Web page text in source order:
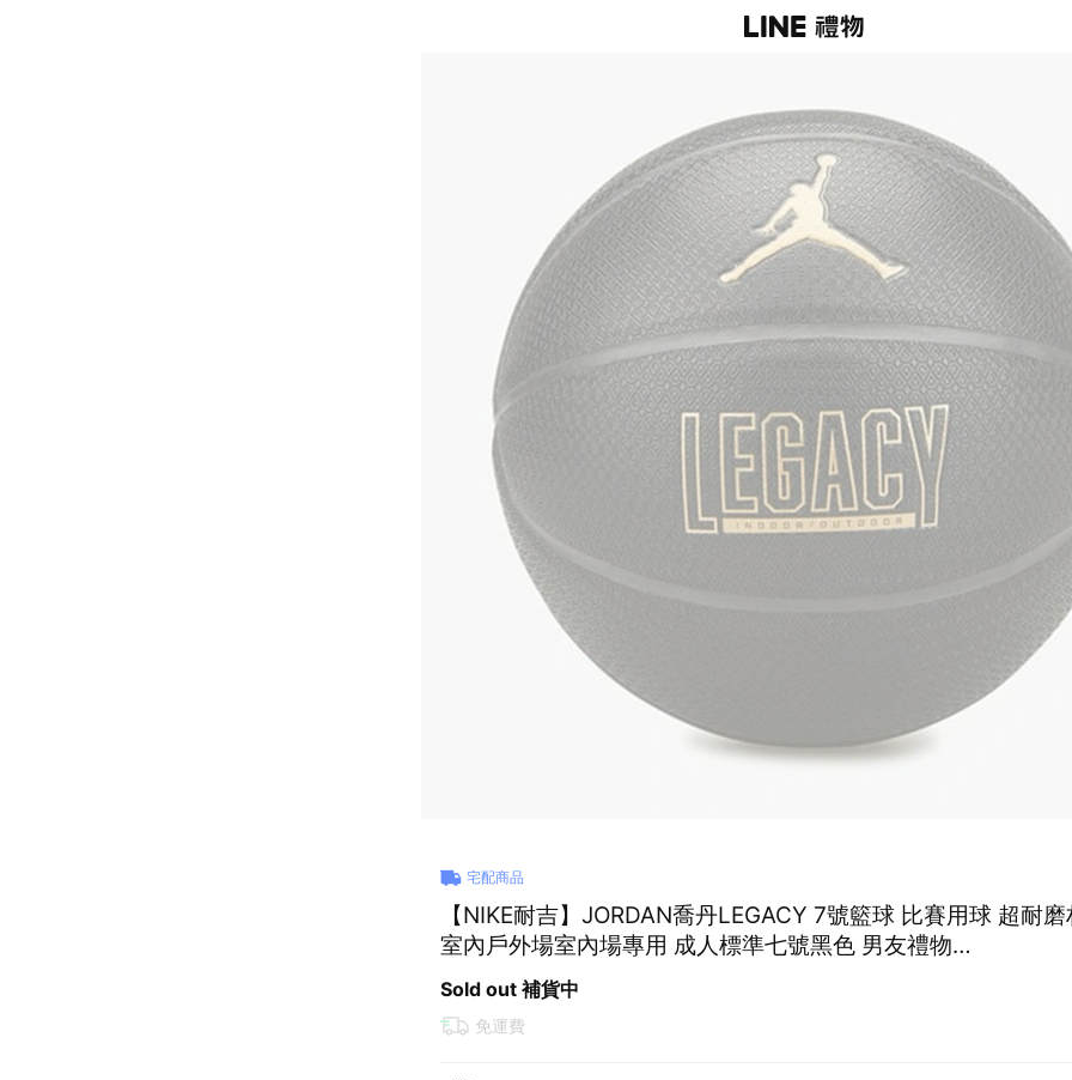
宅配商品
【NIKE耐吉】JORDAN喬丹LEGACY 7號籃球 比賽用球 超耐
室內戶外場室內場專用 成人標準七號黑色 男友禮物
(J100825305107/FB2300051)
Sold out 補貨中
免運費